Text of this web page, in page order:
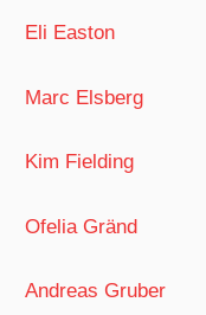
Eli Easton
Marc Elsberg
Kim Fielding
Ofelia Gränd
Andreas Gruber